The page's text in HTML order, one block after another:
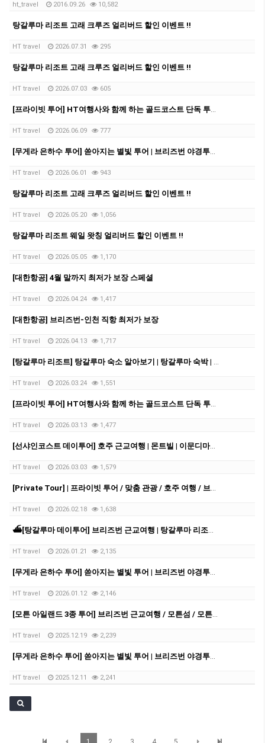
ht_travel 2016.09.26 10,582
탕갈루마 리조트 고래 크루즈 얼리버드 할인 이벤트 !!
HT travel 2026.07.31 295
탕갈루마 리조트 고래 크루즈 얼리버드 할인 이벤트 !!
HT travel 2026.07.03 605
[프라이빗 투어] HT여행사와 함께 하는 골드코스트 단독 투어!!!
HT travel 2026.06.09 777
[무게라 은하수 투어] 쏟아지는 별빛 투어 | 브리즈번 야경투어 | 먹음직스러운 BBQ와 한강라면을 뛰어넘을 무게라 라면까지!
HT travel 2026.06.01 943
탕갈루마 리조트 고래 크루즈 얼리버드 할인 이벤트 !!
HT travel 2026.05.20 1,056
탕갈루마 리조트 웨일 왓칭 얼리버드 할인 이벤트 !!
HT travel 2026.05.05 1,170
[대한항공] 4월 말까지 최저가 보장 스페셜
HT travel 2026.04.24 1,417
[대한항공] 브리즈번-인천 직항 최저가 보장
HT travel 2026.04.13 1,717
[탕갈루마 리조트] 탕갈루마 숙소 알아보기 | 탕갈루마 숙박 | 탕갈루마 리조트 예약
HT travel 2026.03.24 1,551
[프라이빗 투어] HT여행사와 함께 하는 골드코스트 단독 투어!!!
HT travel 2026.03.13 1,477
[선샤인코스트 데이투어] 호주 근교여행 | 몬트빌 | 이문디마켓 | 누사비치| 썬샤인코스트
HT travel 2026.03.03 1,579
[Private Tour] | 프라이빗 투어 / 맞춤 관광 / 호주 여행 / 브리즈번 여행 / 브리즈번 근교여행
HT travel 2026.02.18 1,638
⛴️[탕갈루마 데이투어] 브리즈번 근교여행 | 탕갈루마 리조트 | 탕갈루마 | 데이크루즈 | 크루즈투어 | 돌고래 | 스노쿨링 | 샌드보딩
HT travel 2026.01.21 2,135
[무게라 은하수 투어] 쏟아지는 별빛 투어 | 브리즈번 야경투어 | 먹음직스러운 BBQ와 한강라면을 뛰어넘을 무게라 라면까지!
HT travel 2026.01.12 2,146
[모튼 아일랜드 3종 투어] 브리즈번 근교여행 / 모튼섬 / 모튼섬투어 / 호주 데이투어 / 브리즈번 데이투어
HT travel 2025.12.19 2,239
[무게라 은하수 투어] 쏟아지는 별빛 투어 | 브리즈번 야경투어 | 먹음직스러운 BBQ와 한강라면을 뛰어넘을 무게라 라면까지!
HT travel 2025.12.11 2,241